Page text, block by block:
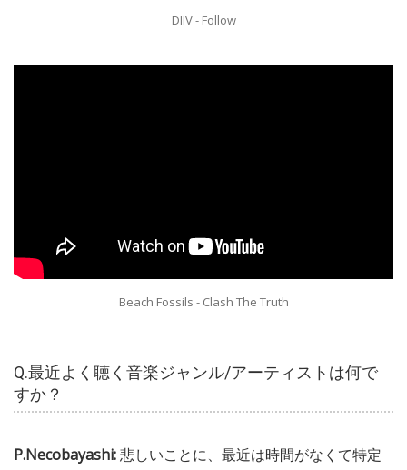
DIIV - Follow
Beach Fossils - Clash The Truth
Q.最近よく聴く音楽ジャンル/アーティストは何で
すか？
P.Necobayashi:悲しいことに、最近は時間がなくて特定